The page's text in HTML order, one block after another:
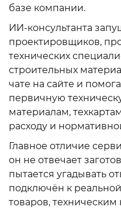
базе компании.
ИИ-консультанта
проектировщиков,
технических
строительных
чате на сайте и
первичную
материалам,
расходу и
Главное отличие
он не отвечает
пытается угадывать
подключён к
товаров,